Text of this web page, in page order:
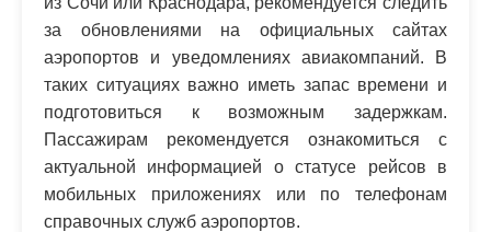
за обновлениями на официальных сайтах
аэропортов и уведомлениях авиакомпаний. В
таких ситуациях важно иметь запас времени и
подготовиться к возможным задержкам.
Пассажирам рекомендуется ознакомиться с
актуальной информацией о статусе рейсов в
мобильных приложениях или по телефонам
справочных служб аэропортов.